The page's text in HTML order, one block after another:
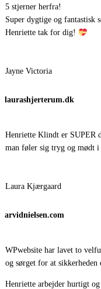
5 stjerner herfra!
Super dygtige og fantastisk
Henriette tak for dig!
Jayne Victoria
laurashjerterum.dk
Henriette Klindt er SUPER
man føler sig tryg og mødt i
Laura Kjærgaard
arvidnielsen.com
WPwebsite har lavet to
og sørget for at sikkerheden
Henriette arbejder hurtigt